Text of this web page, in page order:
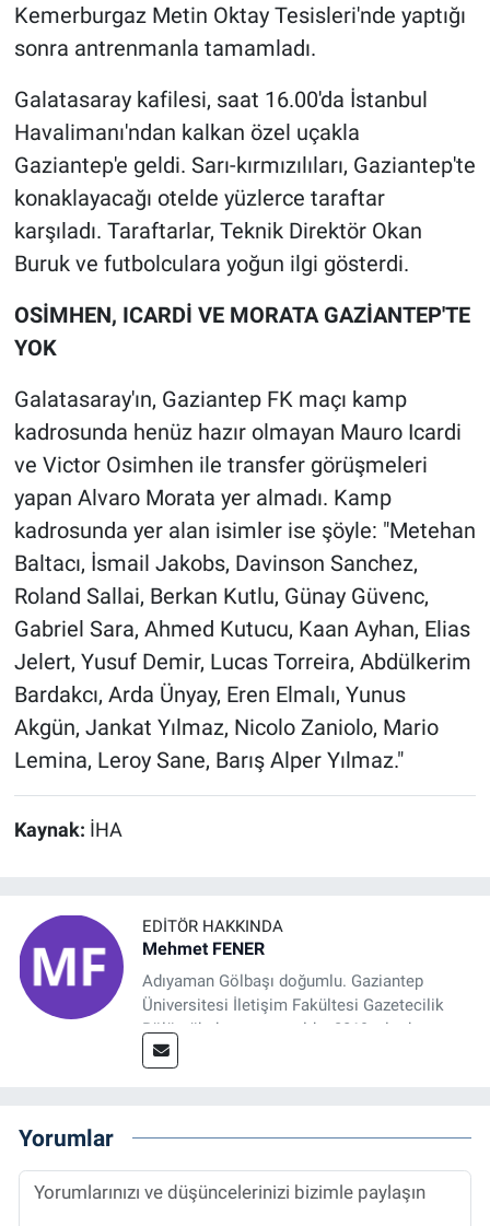
Kemerburgaz Metin Oktay Tesisleri'nde yaptığı
sonra antrenmanla tamamladı.
Galatasaray kafilesi, saat 16.00'da İstanbul
Havalimanı'ndan kalkan özel uçakla
Gaziantep'e geldi. Sarı-kırmızılıları, Gaziantep'te
konaklayacağı otelde yüzlerce taraftar
karşıladı. Taraftarlar, Teknik Direktör Okan
Buruk ve futbolculara yoğun ilgi gösterdi.
OSİMHEN, ICARDİ VE MORATA GAZİANTEP'TE
YOK
Galatasaray'ın, Gaziantep FK maçı kamp
kadrosunda henüz hazır olmayan Mauro Icardi
ve Victor Osimhen ile transfer görüşmeleri
yapan Alvaro Morata yer almadı. Kamp
kadrosunda yer alan isimler ise şöyle: "Metehan
Baltacı, İsmail Jakobs, Davinson Sanchez,
Roland Sallai, Berkan Kutlu, Günay Güvenc,
Gabriel Sara, Ahmed Kutucu, Kaan Ayhan, Elias
Jelert, Yusuf Demir, Lucas Torreira, Abdülkerim
Bardakcı, Arda Ünyay, Eren Elmalı, Yunus
Akgün, Jankat Yılmaz, Nicolo Zaniolo, Mario
Lemina, Leroy Sane, Barış Alper Yılmaz."
Kaynak: İHA
EDITÖR HAKKINDA
Mehmet FENER
Adıyaman Gölbaşı doğumlu. Gaziantep
Üniversitesi İletişim Fakültesi Gazetecilik
Bölümü’nden mezun oldu. 2019 yılında
başladığı gazetecilik mesleğinde, muhabir,
Sorumlu Haber Editörü' olarak devam
etmektedir.
Yorumlar